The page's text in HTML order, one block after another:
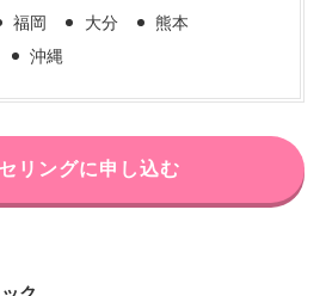
福岡 大分
熊本
沖縄
リングに申し込む